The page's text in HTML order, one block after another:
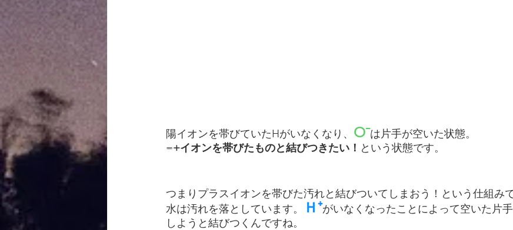
陽イオンを帯びていたHがいなくなり、 O⁻は片手が空いた状態。
=+イオンを帯びたものと結びつきたい！ という状態です。
つまりプラスイオンを帯びた汚れと結びついてしまおう！という仕組み
水は汚れを落としています。
Ｈ⁺がいなくなったことによって空いた片
しようと結びつくんですね。